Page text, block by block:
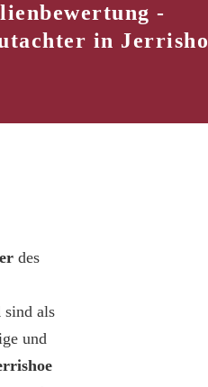
-
in
des
sind als
und